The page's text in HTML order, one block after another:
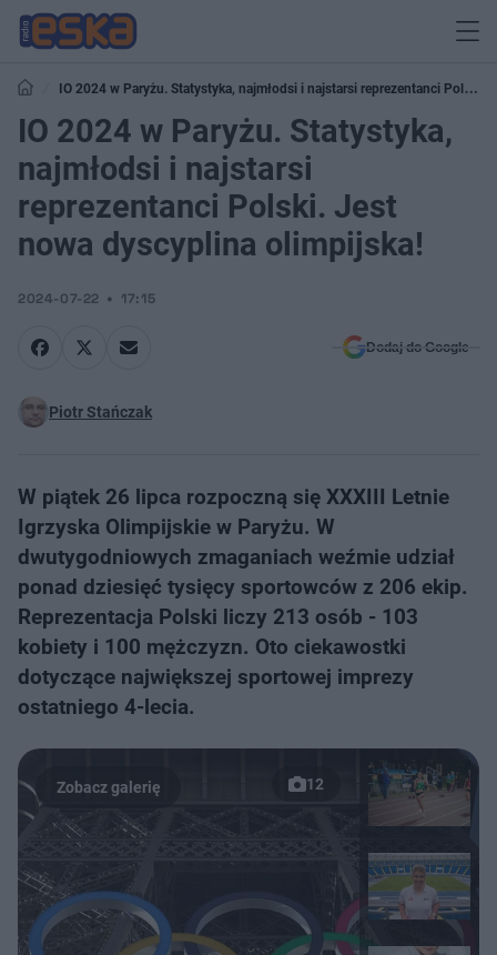
IO 2024 w Paryżu. Statystyka, najmłodsi i najstarsi reprezentanci Polski.
Jest nowa dyscyplina olimpijska!
IO 2024 w Paryżu. Statystyka,
najmłodsi i najstarsi
reprezentanci Polski. Jest
nowa dyscyplina olimpijska!
2024-07-22 17:15
Dodaj do Google
Piotr Stańczak
W piątek 26 lipca rozpoczną się XXXIII Letnie
Igrzyska Olimpijskie w Paryżu. W
dwutygodniowych zmaganiach weźmie udział
ponad dziesięć tysięcy sportowców z 206 ekip.
Reprezentacja Polski liczy 213 osób - 103
kobiety i 100 mężczyzn. Oto ciekawostki
dotyczące największej sportowej imprezy
ostatniego 4-lecia.
12